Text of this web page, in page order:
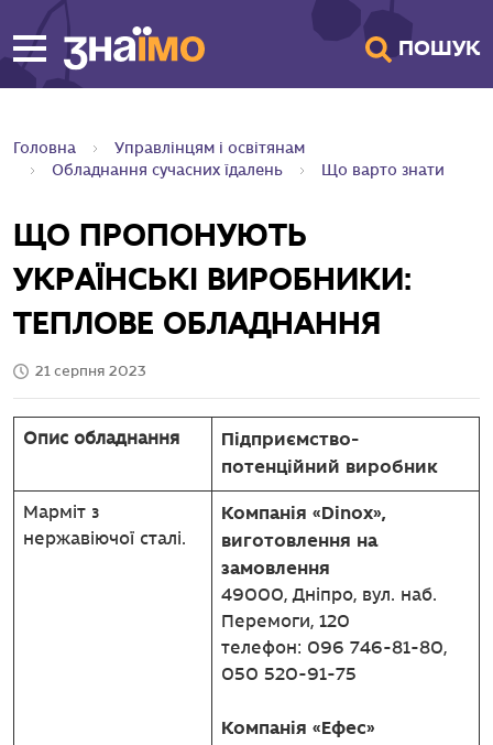
ПЕРЕЙТИ ДО
ГОЛОВНОГО
ПОШУК
Головна
Управлінцям і освітянам
Обладнання сучасних їдалень
Що варто знати
ЩО ПРОПОНУЮТЬ
УКРАЇНСЬКІ ВИРОБНИКИ:
ТЕПЛОВЕ ОБЛАДНАННЯ
21 серпня 2023
Опис обладнання
Підприємство-
потенційний виробник
Марміт з
нержавіючої сталі.
Компанія «Dinox»,
виготовлення на
замовлення
49000, Дніпро, вул. наб.
Перемоги, 120
телефон: 096 746-81-80,
050 520-91-75
Компанія «Ефес»